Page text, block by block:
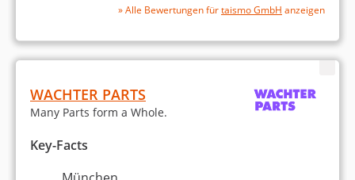
Digitales Marketing
Social Media-Marketing
» Alle Bewertungen fürtaismo GmbH anzeigen
WACHTER PARTS
Many Parts form a Whole.
Key-Facts